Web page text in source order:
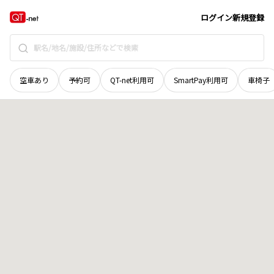
ログイン新規登録
空車あり 予約可 QT-net利用可 SmartPay利用可 車椅子
茨城県